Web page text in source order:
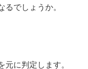
でしょうか。
に判定します。